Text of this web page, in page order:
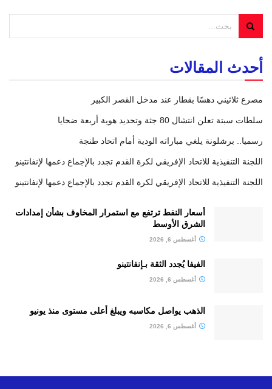
أحدث المقالات
مصرع ثلاثيني دهسًا بقطار عند مدخل القصر الكبير
سلطات سبتة تعلن انتشال 80 جثة وتحديد هوية أربعة ضحايا
رسميا.. برشلونة يلغي مباراته الودية أمام اتحاد طنجة
اللجنة التنفيذية للاتحاد الإفريقي لكرة القدم تجدد بالإجماع دعمها لإنفانتينو
اللجنة التنفيذية للاتحاد الإفريقي لكرة القدم تجدد بالإجماع دعمها لإنفانتينو
أسعار النفط ترتفع مع استمرار المخاوف بشأن إمدادات
الشرق الأوسط
أغسطس 6, 2026
الفيفا يُجدد الثقة بـإنفانتينو
أغسطس 6, 2026
الذهب يواصل مكاسبه ويبلغ أعلى مستوى منذ يونيو
أغسطس 6, 2026